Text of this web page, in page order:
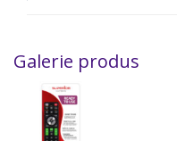
Galerie produs